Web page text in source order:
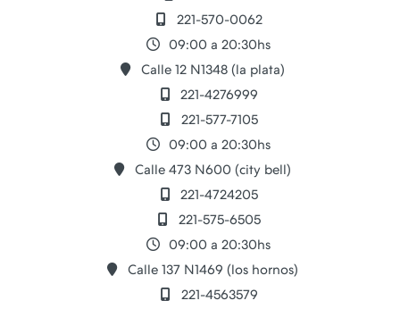
221-570-0062
09:00 a 20:30hs
Calle 12 N1348 (la plata)
221-4276999
221-577-7105
09:00 a 20:30hs
Calle 473 N600 (city bell)
221-4724205
221-575-6505
09:00 a 20:30hs
Calle 137 N1469 (los hornos)
221-4563579